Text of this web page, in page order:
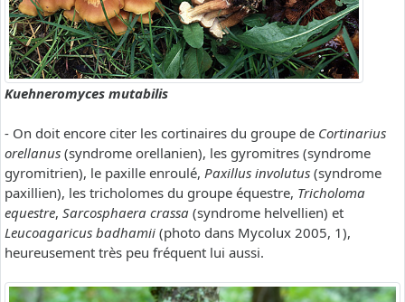
Kuehneromyces mutabilis
- On doit encore citer les cortinaires du groupe de Cortinarius
orellanus (syndrome orellanien), les gyromitres (syndrome
gyromitrien), le paxille enroulé, Paxillus involutus (syndrome
paxillien), les tricholomes du groupe équestre, Tricholoma
equestre, Sarcosphaera crassa (syndrome helvellien) et
Leucoagaricus badhamii (photo dans Mycolux 2005, 1),
heureusement très peu fréquent lui aussi.